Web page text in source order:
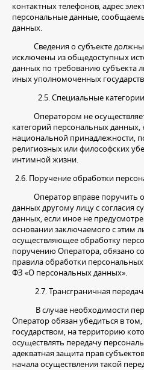
контактных телефонов, адрес
персональные данные,
данных.
Сведения о субъекте должны
исключены из общедоступных
данных по требованию субъекта
иных уполномоченных
2.5. Специальные
Оператором не
категорий персональных
национальной принадлежности,
религиозных или философских
интимной жизни.
2.6. Поручение обработки
Оператор вправе поручить
данных другому лицу с согласия
данных, если иное не
основании заключаемого с этим
осуществляющее обработку
поручению Оператора, обязано
правила обработки
ФЗ «О персональных данных».
2.7. Трансграничная
В случае необходимости
Оператор обязан убедиться в
государством, на территорию
осуществлять передачу
адекватная защита прав
начала осуществления такой